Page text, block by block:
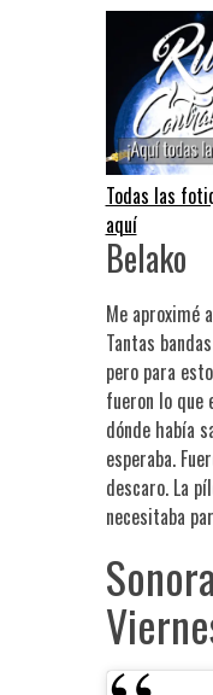
Todas las
aquí
Belako
Me aproximé
Tantas
pero para
fueron lo que
dónde había
esperaba.
descaro. La
necesitaba